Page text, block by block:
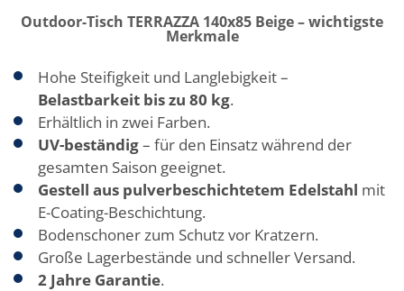
Outdoor-Tisch TERRAZZA 140x85 Beige – wichtigste
Merkmale
Hohe Steifigkeit und Langlebigkeit –
Belastbarkeit bis zu 80 kg.
Erhältlich in zwei Farben.
UV-beständig– für den Einsatz während der
gesamten Saison geeignet.
Gestell aus pulverbeschichtetem Edelstahl mit
E-Coating-Beschichtung.
Bodenschoner zum Schutz vor Kratzern.
Große Lagerbestände und schneller Versand.
2 Jahre Garantie.